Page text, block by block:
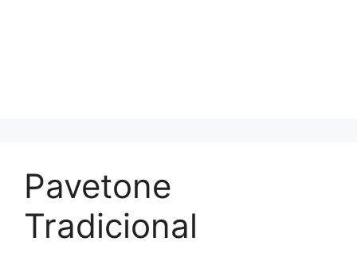
Pavetone
Tradicional